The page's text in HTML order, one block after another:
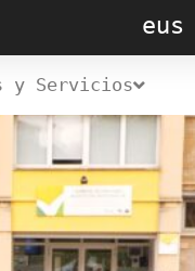
eus
y Servicios